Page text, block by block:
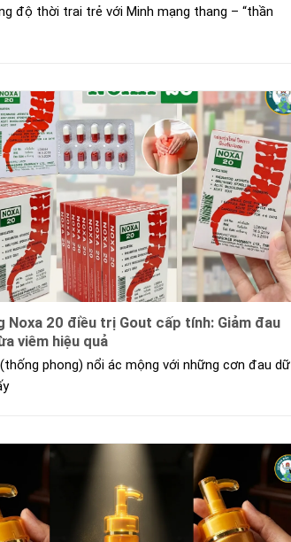
độ thời trai trẻ với Minh mạng thang – “thần
Noxa 20 điều trị Gout cấp tính: Giảm đau
viêm hiệu quả
phong) nổi ác mộng với những cơn đau dữ